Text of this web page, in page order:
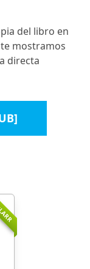
del libro en
mostramos
directa